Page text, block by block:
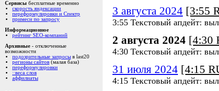
Сервисы бесплатные временно
скорость яндексации
переформулировки и Спектр
примеси по запросу
Информационное
рейтинг SEO-компаний
Архивные - отключенные
возможности
подозрительные запросы в last20
регионы сайтов (малая база)
переформулировки
::веса слов
аффилиаты
3 августа 2024 [3:55
3:55 Текстовый апдейт:
2 августа 2024 [4:30
4:30 Текстовый апдейт:
31 июля 2024 [4:15
4:15 Текстовый апдейт: